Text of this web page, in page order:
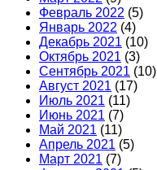
Февраль 2022 (5)
Январь 2022 (4)
Декабрь 2021 (10)
Октябрь 2021 (3)
Сентябрь 2021 (10)
Август 2021 (17)
Июль 2021 (11)
Июнь 2021 (7)
Май 2021 (11)
Апрель 2021 (5)
Март 2021 (7)